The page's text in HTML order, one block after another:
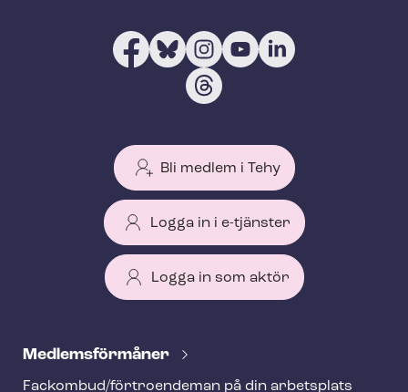
Bli medlem i Tehy
Logga in i e-tjänster
Logga in som aktör
e
Med­lems­för­må­ner
Fackombud/förtroendeman på din arbetsplats